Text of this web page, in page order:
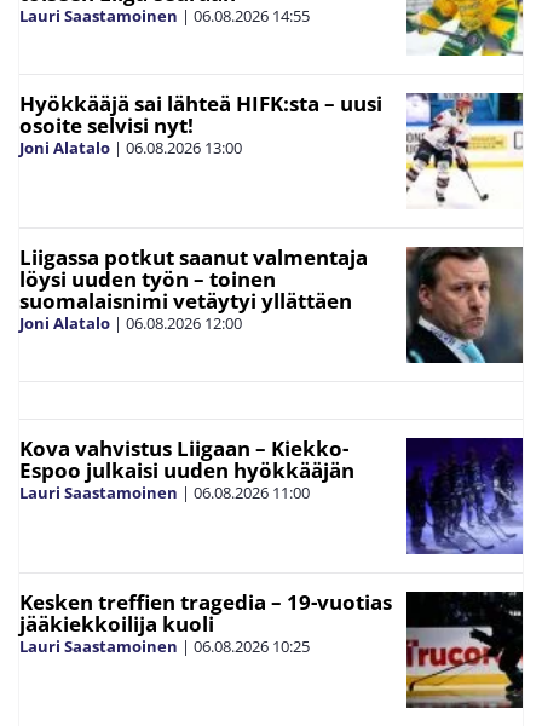
Lauri Saastamoinen | 06.08.2026 14:55
Hyökkääjä sai lähteä HIFK:sta – uusi
osoite selvisi nyt!
Joni Alatalo | 06.08.2026 13:00
Liigassa potkut saanut valmentaja
löysi uuden työn – toinen
suomalaisnimi vetäytyi yllättäen
Joni Alatalo | 06.08.2026 12:00
Kova vahvistus Liigaan – Kiekko-
Espoo julkaisi uuden hyökkääjän
Lauri Saastamoinen | 06.08.2026 11:00
Kesken treffien tragedia – 19-vuotias
jääkiekkoilija kuoli
Lauri Saastamoinen | 06.08.2026 10:25